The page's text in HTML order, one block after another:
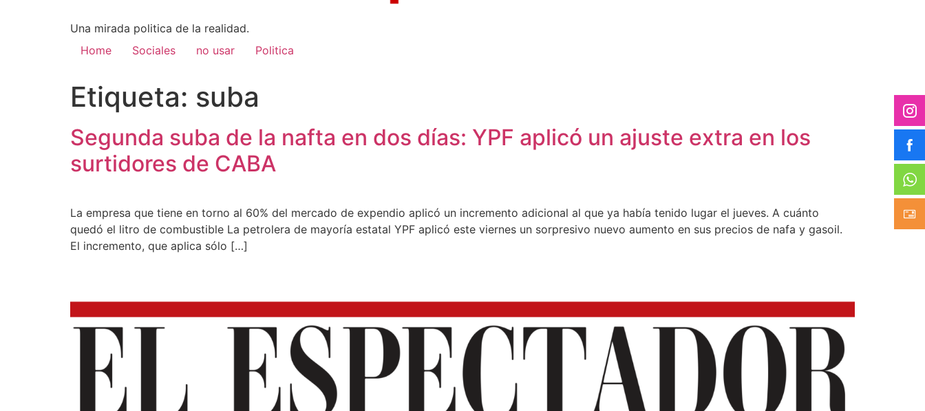
Una mirada poli­tica de la realidad.
Home
Sociales no usar Politica
Etiqueta: suba
Segunda suba de la nafta en dos días: YPF aplicó un ajuste extra en los
surtidores de CABA
La empresa que tiene en torno al 60% del mercado de expendio aplicó un incremento adicional al que ya había tenido lugar el jueves. A cuánto
quedó el litro de combustible La petrolera de mayoría estatal YPF aplicó este viernes un sorpresivo nuevo aumento en sus precios de nafa y gasoil.
El incremento, que aplica sólo […]